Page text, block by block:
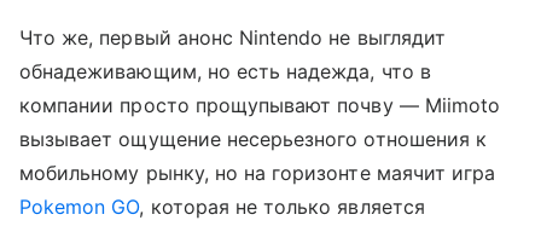
Что же, первый анонс Nintendo не выглядит
обнадеживающим, но есть надежда, что в
компании просто прощупывают почву — Miimoto
вызывает ощущение несерьезного отношения к
мобильному рынку, но на горизонте маячит игра
Pokemon GO, которая не только является